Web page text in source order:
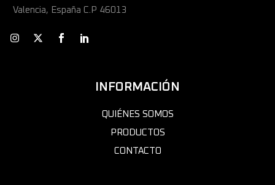
Valencia, España C.P 46013
INFORMACIÓN
QUIÉNES SOMOS
PRODUCTOS
CONTACTO